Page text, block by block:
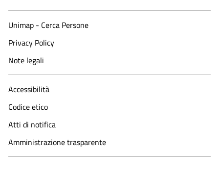
Unimap - Cerca Persone
Privacy Policy
Note legali
Accessibilità
Codice etico
Atti di notifica
Amministrazione trasparente